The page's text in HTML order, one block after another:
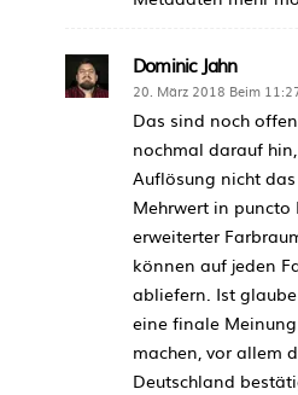
Dominic Jahn
20. März 2018 Beim
Das sind noch
nochmal darauf
Auflösung nicht
Mehrwert in puncto
erweiterter
können auf jeden
abliefern. Ist
eine finale
machen, vor allem
Deutschland